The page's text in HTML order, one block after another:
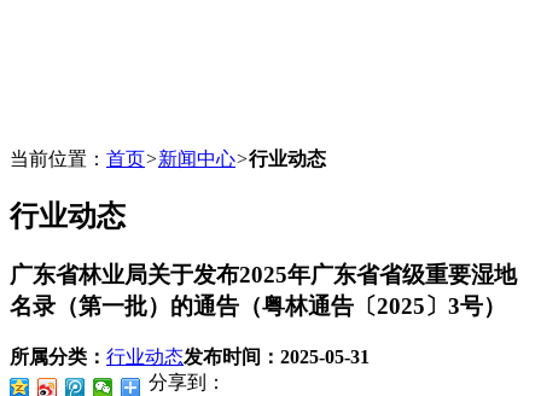
当前位置： 首页>新闻中心>行业动态
行业动态
广东省林业局关于发布2025年广东省省级重要湿地
名录（第一批）的通告（粤林通告〔2025〕3号）
所属分类： 行业动态发布时间： 2025-05-31
分享到：